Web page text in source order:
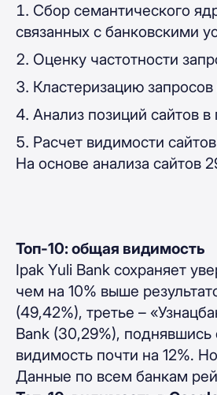
Сбор семантического
связанных с банковскими
Оценку частотности
Кластеризацию
Анализ позиций сайтов
Расчет видимости
На основе анализа сайтов
Топ-10: общая видимость
Ipak Yuli Bank сохраняет
чем на 10% выше
(49,42%), третье – «
Bank (30,29%), поднявшись
видимость почти на 12%.
Данные по всем банкам